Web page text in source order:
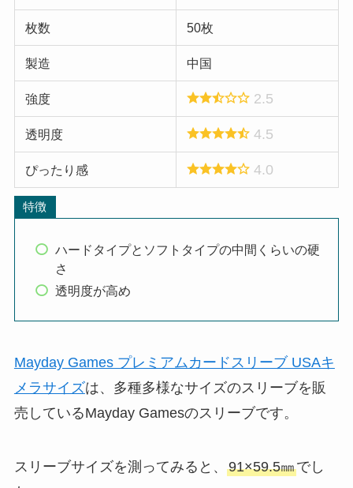
枚数 50枚
製造 中国
強度 2.5
透明度 4.5
ぴったり感 4.0
特徴
ハードタイプとソフトタイプの中間くらいの硬
さ
透明度が高め
Mayday Games プレミアムカードスリーブ USAキ
メラサイズは、多種多様なサイズのスリーブを販
売しているMayday Gamesのスリーブです。
スリーブサイズを測ってみると、 91×59.5㎜でし